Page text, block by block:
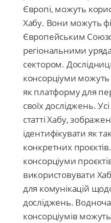
Європі, можуть
Хабу. Вони можуть
Європейським
регіональними
сектором.
консорціуми
як платформу для
своїх досліджень. Усі
статті Хабу,
ідентифікувати як
конкретних
консорціуми
використовувати
для комунікацій
досліджень.
консорціумів